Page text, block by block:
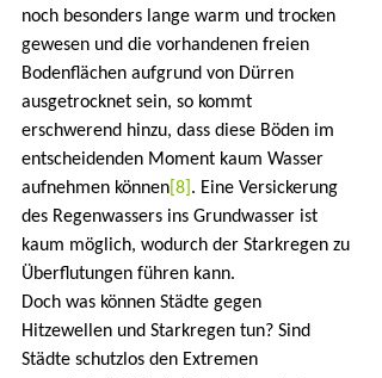
noch besonders lange warm und trocken
gewesen und die vorhandenen freien
Bodenflächen aufgrund von Dürren
ausgetrocknet sein, so kommt
erschwerend hinzu, dass diese Böden im
entscheidenden Moment kaum Wasser
aufnehmen können [8] . Eine Versickerung
des Regenwassers ins Grundwasser ist
kaum möglich, wodurch der Starkregen zu
Überflutungen führen kann.
Doch was können Städte gegen
Hitzewellen und Starkregen tun? Sind
Städte schutzlos den Extremen